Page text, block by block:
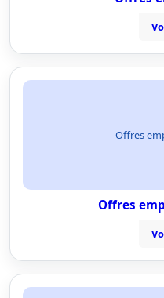
Offres
Offres